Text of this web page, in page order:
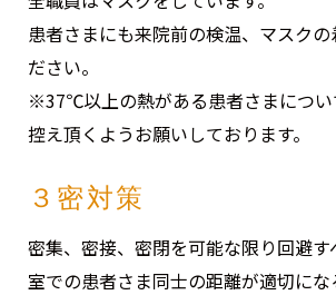
患者さまにも来院前の検温、マスクの
ださい。
※37℃以上の熱がある患者さまについ
控え頂くようお願いしております。
３密対策
密集、密接、密閉を可能な限り回避す
室での患者さま同士の距離が適切に